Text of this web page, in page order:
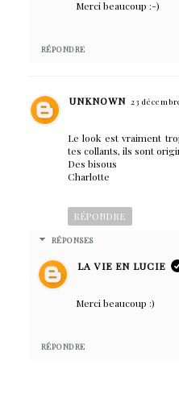
Merci beaucoup :-)
RÉPONDRE
UNKNOWN 23
Le look est vraiment
tes collants, ils sont
Des bisous
Charlotte
RÉPONDRE
RÉPONSES
LA VIE EN LUCIE
Merci beaucoup :)
RÉPONDRE